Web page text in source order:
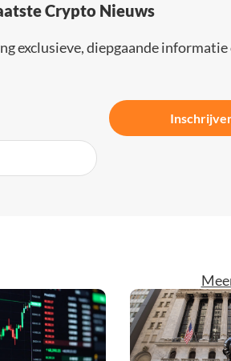
Crypto Nieuws
exclusieve, diepgaande informatie